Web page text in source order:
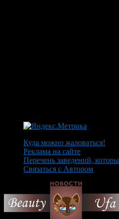
Куда можно жаловаться!
Реклама на сайте
Перечень заведений,
Связаться с Автором